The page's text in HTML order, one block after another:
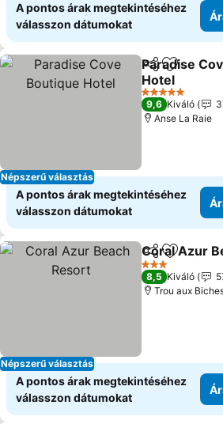
A pontos árak megtekintéséhez
válasszon dátumokat
Népszerű választás
Megosztás
Paradise
Hotel
5 Kategória
9,6 Kiváló
Anse La Raie
A pontos árak megtekintéséhez
válasszon dátumokat
Népszerű választás
Megosztás
Coral Azur
3 Kategória
8,5 Kiváló
Trou aux
A pontos árak megtekintéséhez
válasszon dátumokat